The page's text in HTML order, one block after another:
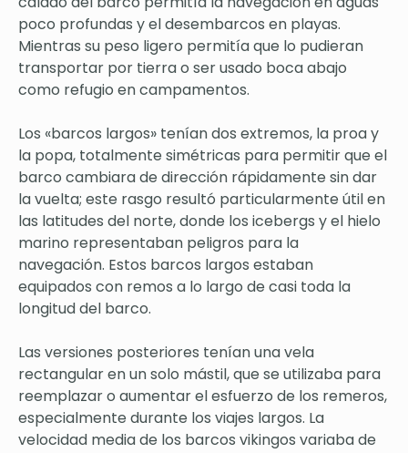
poco profundas y el desembarcos en playas.
Mientras su peso ligero permitía que lo pudieran
transportar por tierra o ser usado boca abajo
como refugio en campamentos.
Los «barcos largos» tenían dos extremos, la proa y
la popa, totalmente simétricas para permitir que el
barco cambiara de dirección rápidamente sin dar
la vuelta; este rasgo resultó particularmente útil en
las latitudes del norte, donde los icebergs y el hielo
marino representaban peligros para la
navegación. Estos barcos largos estaban
equipados con remos a lo largo de casi toda la
longitud del barco.
Las versiones posteriores tenían una vela
rectangular en un solo mástil, que se utilizaba para
reemplazar o aumentar el esfuerzo de los remeros,
especialmente durante los viajes largos. La
velocidad media de los barcos vikingos variaba de